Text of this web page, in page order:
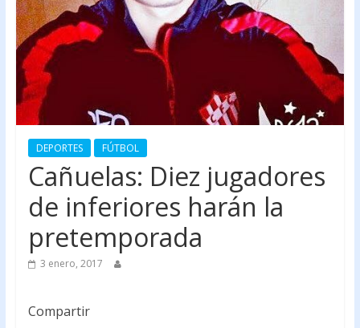
DEPORTES FÚTBOL
Cañuelas: Diez jugadores
de inferiores harán la
pretemporada
3 enero, 2017
Compartir